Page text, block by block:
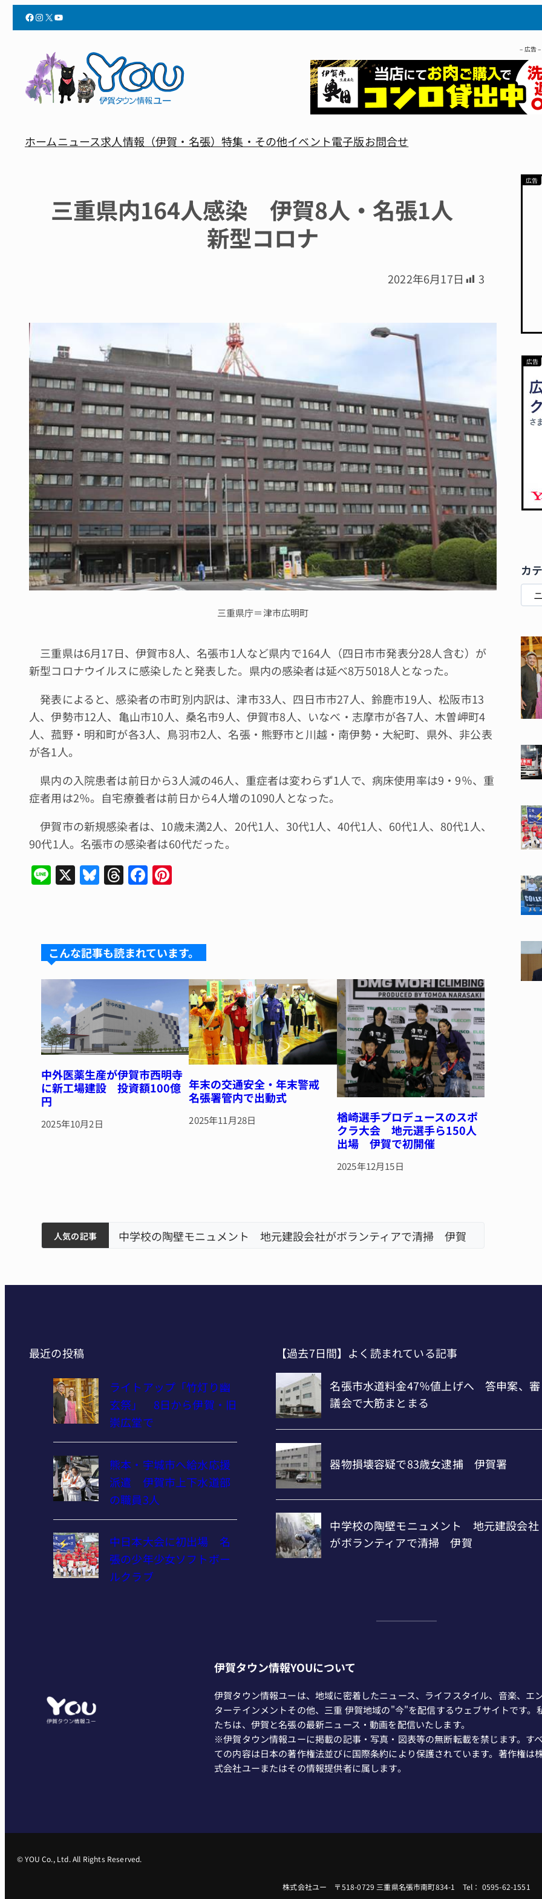
Facebook InstagramX YouTube
– 広告 –
ホームニュース求人情報（伊賀・名張）特集・その他イベント電子版お問合せ
三重県内164人感染 伊賀8人・名張1人
新型コロナ
2022年6月17日 3
三重県庁＝津市広明町
三重県は6月17日、伊賀市8人、名張市1人など県内で164人（四日市市発表分28人含む）が
新型コロナウイルスに感染したと発表した。県内の感染者は延べ8万5018人となった。
発表によると、感染者の市町別内訳は、津市33人、四日市市27人、鈴鹿市19人、松阪市13
人、伊勢市12人、亀山市10人、桑名市9人、伊賀市8人、いなべ・志摩市が各7人、木曽岬町4
人、菰野・明和町が各3人、鳥羽市2人、名張・熊野市と川越・南伊勢・大紀町、県外、非公表
が各1人。
県内の入院患者は前日から3人減の46人、重症者は変わらず1人で、病床使用率は9・9％、重
症者用は2％。自宅療養者は前日から4人増の1090人となった。
伊賀市の新規感染者は、10歳未満2人、20代1人、30代1人、40代1人、60代1人、80代1人、
90代1人。名張市の感染者は60代だった。
Li
n
X Bl
u
k
y
T
hr
d
s
F
a
b
o
k
st
こんな記事も読まれています。
中外医薬生産が伊賀市西明寺
に新工場建設 投資額100億
円
2025年10月2日
年末の交通安全・年末警戒
名張署管内で出動式
2025年11月28日
楢崎選手プロデュースのスポ
クラ大会 地元選手ら150人
出場 伊賀で初開催
2025年12月15日
人気の記事 中学校の陶壁モニュメント 地元建設会社がボランティアで清掃 伊賀
カ
最近の投稿
ライトアップ「竹灯り幽
玄祭」 8日から伊賀・旧
崇広堂で
熊本・宇城市へ給水応援
派遣 伊賀市上下水道部
の職員3人
中日本大会に初出場 名
張の少年少女ソフトボー
ルクラブ
【過去7日間】よく読まれている記事
伊賀タウン情報YOUについて
伊賀タウン情報ユーは、地域に密着したニュース、ライフスタイル、音楽、エ
ターテインメントその他、三重 伊賀地域の"今"を配信するウェブサイトです。
たちは、伊賀と名張の最新ニュース・動画を配信いたします。
※伊賀タウン情報ユーに掲載の記事・写真・図表等の無断転載を禁じます。すべ
ての内容は日本の著作権法並びに国際条約により保護されています。著作権は
式会社ユーまたはその情報提供者に属します。
© YOU Co., Ltd. All Rights Reserved.
株式会社ユー 〒518-0729 三重県名張市南町834-1 Tel： 0595-62-1551